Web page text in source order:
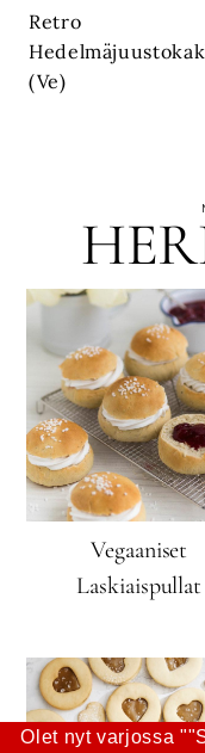
selaus
Retro
(Ve)
Vegaaniset
Laskiaispullat
Olet nyt varjossa